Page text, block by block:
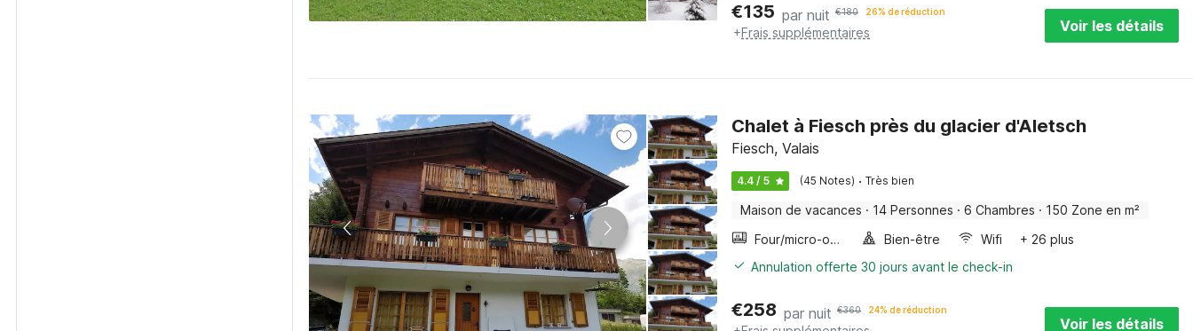
€135 par nuit €180 26% de réduction
+Frais supplémentaires Voir les détails
Chalet à Fiesch près du glacier d'Aletsch
Fiesch, Valais
4.4 / 5 (45 Notes) · Très bien
Maison de vacances · 14 Personnes · 6 Chambres · 150 Zone en m²
Four/micro-onde combinés
Bien-être Wifi
+ 26 plus
Annulation offerte 30 jours avant le check-in
€258 par nuit €360 24% de réduction
Voir les détails